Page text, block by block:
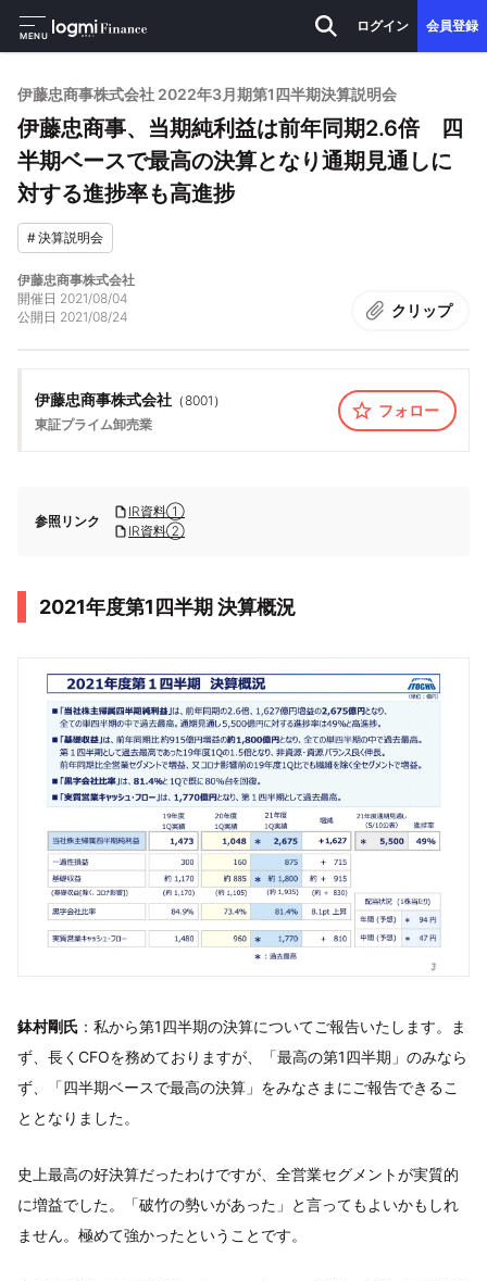
MENU
ログイン 会員登録
伊藤忠商事株式会社 2022年3月期第1四半期決算説明会
伊藤忠商事、当期純利益は前年同期2.6倍 四
半期ベースで最高の決算となり通期見通しに
対する進捗率も高進捗
#決算説明会
伊藤忠商事株式会社
開催日 2021/08/04
公開日 2021/08/24 クリップ
伊藤忠商事株式会社 （8001 ）
東証プライム卸売業
フォロー
参照リンク
IR資料①
IR資料②
2021年度第1四半期 決算概況
鉢村剛氏 ：私から第1四半期の決算についてご報告いたします。ま
ず、長くCFOを務めておりますが、「最高の第1四半期」のみなら
ず、「四半期ベースで最高の決算」をみなさまにご報告できるこ
ととなりました。
史上最高の好決算だったわけですが、全営業セグメントが実質的
に増益でした。「破竹の勢いがあった」と言ってもよいかもしれ
ません。極めて強かったということです。